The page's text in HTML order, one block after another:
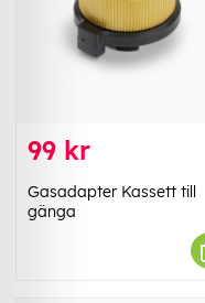
99 kr
Gasadapter Kassett till
gänga